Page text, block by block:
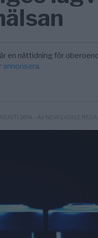
en nättidning för
annonsera.
2016 - AV NEWSVOICE